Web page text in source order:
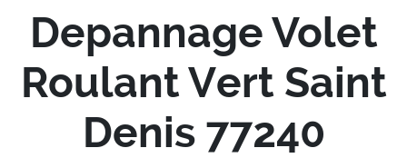
Depannage Volet
Roulant Vert Saint
Denis 77240